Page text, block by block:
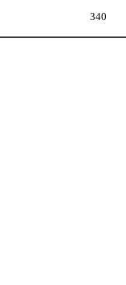
340